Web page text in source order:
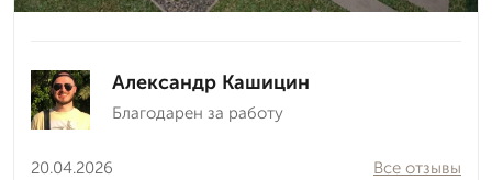
Александр Кашицин
Благодарен за работу
20.04.2026
Все отзывы